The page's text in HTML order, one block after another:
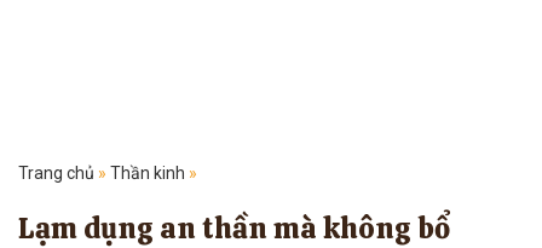
Trang chủ » Thần kinh »
Lạm dụng an thần mà không bổ